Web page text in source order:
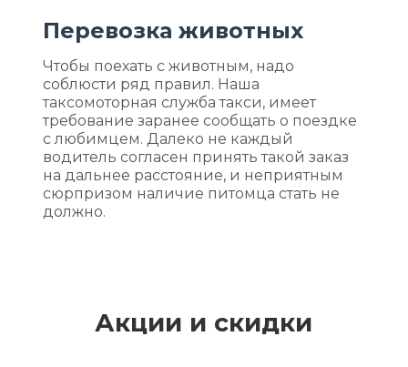
Перевозка животных
Чтобы поехать с животным, надо
соблюсти ряд правил. Наша
таксомоторная служба такси, имеет
требование заранее сообщать о поездке
с любимцем. Далеко не каждый
водитель согласен принять такой заказ
на дальнее расстояние, и неприятным
сюрпризом наличие питомца стать не
должно.
Акции и скидки